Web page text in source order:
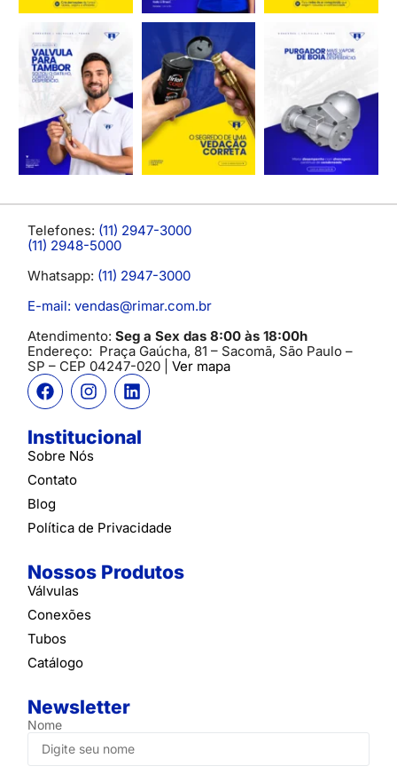
Telefones: (11) 2947-3000
(11) 2948-5000
Whatsapp: (11) 2947-3000
E-mail: vendas@rimar.com.br
Atendimento: Seg a Sex das 8:00 às 18:00h
Endereço: Praça Gaúcha, 81 – Sacomã, São Paulo –
SP – CEP 04247-020 | Ver mapa
Institucional
Sobre Nós
Contato
Blog
Política de Privacidade
Nossos Produtos
Válvulas
Conexões
Tubos
Catálogo
Newsletter
Nome